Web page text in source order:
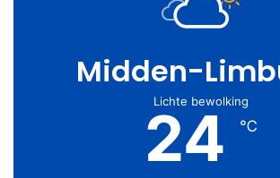
Midden-
Lichte bewolking
24 ℃